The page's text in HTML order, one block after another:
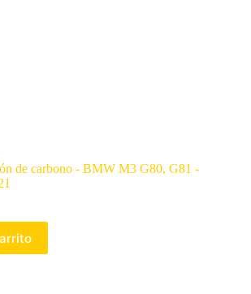
de carbono - BMW M3 G80, G81 -